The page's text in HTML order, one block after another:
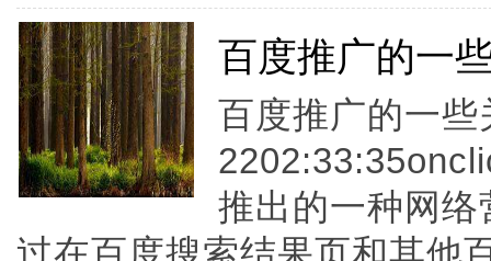
百度推广的一
百度推广的一
推出的一种网